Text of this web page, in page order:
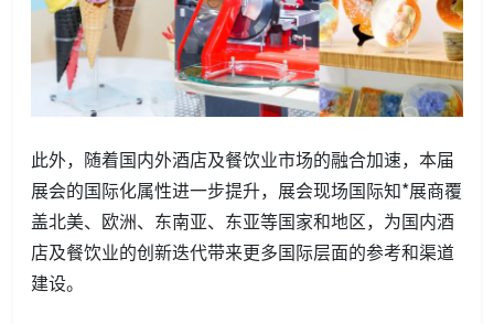
此外，随着国内外酒店及餐饮业市场的融合加速，本届
展会的国际化属性进一步提升，展会现场国际知*展商覆
盖北美、欧洲、东南亚、东亚等国家和地区，为国内酒
店及餐饮业的创新迭代带来更多国际层面的参考和渠道
建设。